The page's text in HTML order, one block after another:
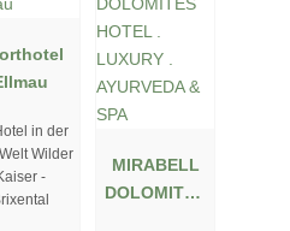
in der
Wilder
-
MIRABELL
DOLOMITES